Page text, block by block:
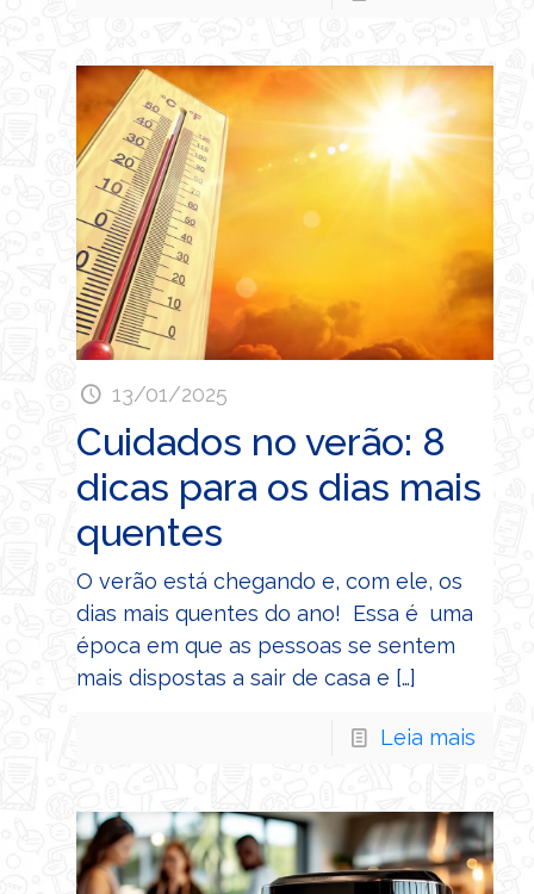
13/01/2025
Cuidados no verão: 8
dicas para os dias mais
quentes
O verão está chegando e, com ele, os
dias mais quentes do ano! Essa é uma
época em que as pessoas se sentem
mais dispostas a sair de casa e […]
Leia mais